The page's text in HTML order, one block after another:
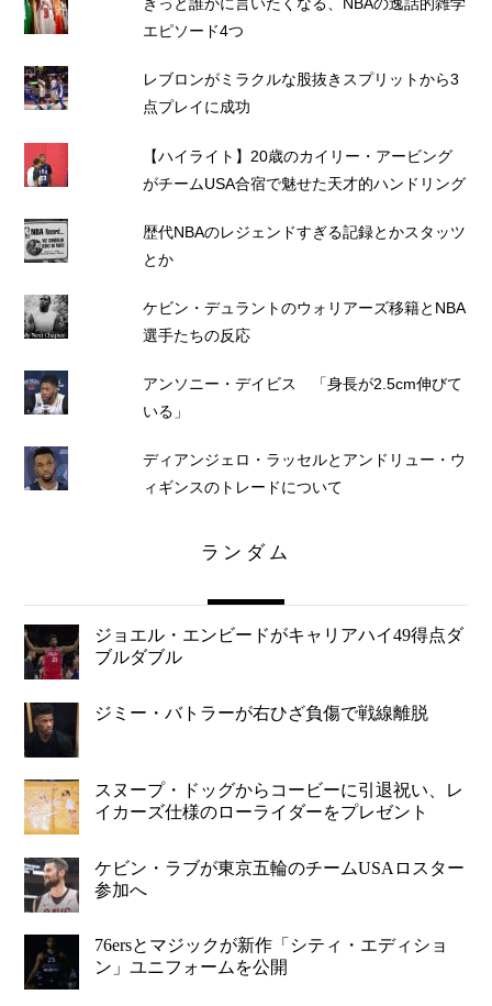
きっと誰かに言いたくなる、NBAの逸話的雑学
エピソード4つ
レブロンがミラクルな股抜きスプリットから3
点プレイに成功
【ハイライト】20歳のカイリー・アービング
がチームUSA合宿で魅せた天才的ハンドリング
歴代NBAのレジェンドすぎる記録とかスタッツ
とか
ケビン・デュラントのウォリアーズ移籍とNBA
選手たちの反応
アンソニー・デイビス 「身長が2.5cm伸びて
いる」
ディアンジェロ・ラッセルとアンドリュー・ウ
ィギンスのトレードについて
ランダム
ジョエル・エンビードがキャリアハイ49得点ダ
ブルダブル
ジミー・バトラーが右ひざ負傷で戦線離脱
スヌープ・ドッグからコービーに引退祝い、レ
イカーズ仕様のローライダーをプレゼント
ケビン・ラブが東京五輪のチームUSAロスター
参加へ
76ersとマジックが新作「シティ・エディショ
ン」ユニフォームを公開